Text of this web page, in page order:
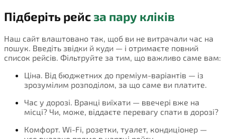
Підберіть рейсза пару кліків
Наш сайт влаштовано так, щоб ви не витрачали час на
пошук. Введіть звідки й куди — і отримаєте повний
список рейсів. Фільтруйте за тим, що важливо саме вам:
Ціна. Від бюджетних до преміум-варіантів — із
зрозумілим розподілом, за що саме ви платите.
Час у дорозі. Вранці виїхати — ввечері вже на
місці? Чи, може, віддаєте перевагу спати в дорозі?
Комфорт. Wi-Fi, розетки, туалет, кондиціонер —